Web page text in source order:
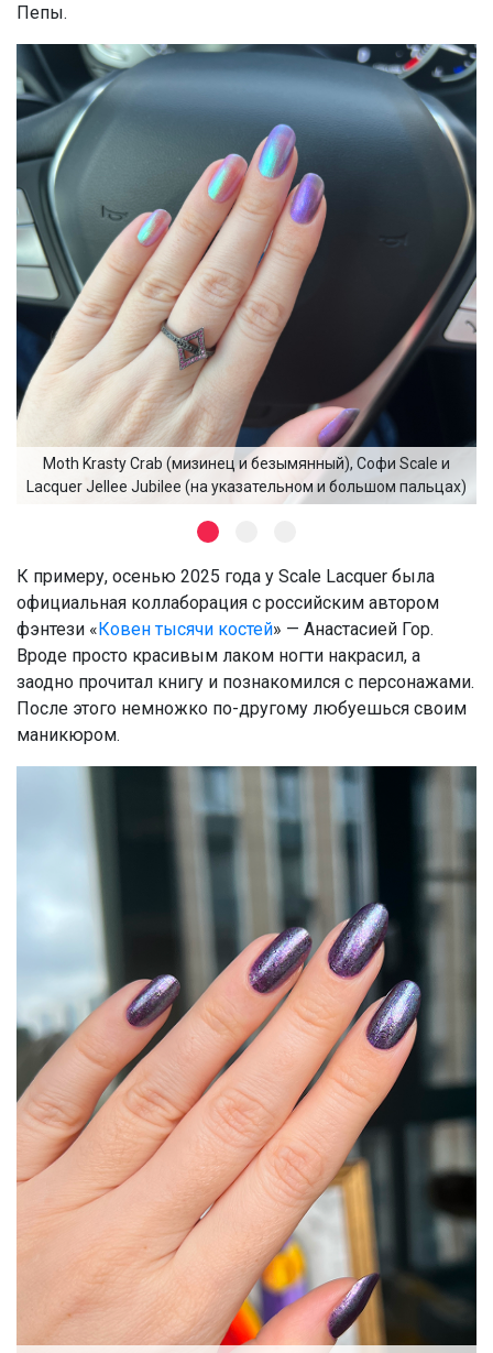
Пепы.
Moth Krasty Crab (мизинец и безымянный), Софи Scale и
Lacquer Jellee Jubilee (на указательном и большом пальцах)
К примеру, осенью 2025 года у Scale Lacquer была
официальная коллаборация с российским автором
фэнтези «Ковен тысячи костей» — Анастасией Гор.
Вроде просто красивым лаком ногти накрасил, а
заодно прочитал книгу и познакомился с персонажами.
После этого немножко по-другому любуешься своим
маникюром.